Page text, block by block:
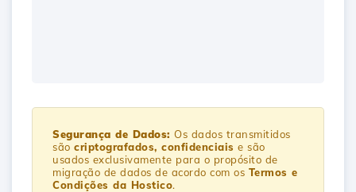
Segurança de Dados: Os dados transmitidos
são criptografados, confidenciais e são
usados exclusivamente para o propósito de
migração de dados de acordo com os Termos e
Condições da Hostico.